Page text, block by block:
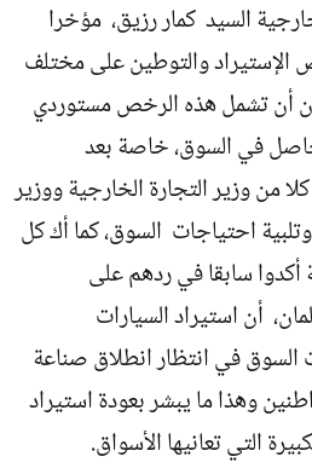
السيد كمار رزيق، مؤخرا
والتوطين على مختلف
أن تشمل هذه الرخص مستوردي
في السوق، خاصة بعد
من وزير التجارة الخارجية ووزير
احتياجات السوق، كما أك كل
أكدوا سابقا في ردهم على
أن استيراد السيارات
السوق في انتظار انطلاق صناعة
وهذا ما يبشر بعودة استيراد
التي تعانيها الأسواق.